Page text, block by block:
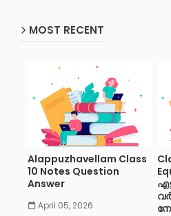
MOST RECENT
Alappuzhavellam Class
10 Notes Question
Answer
April 05, 2026